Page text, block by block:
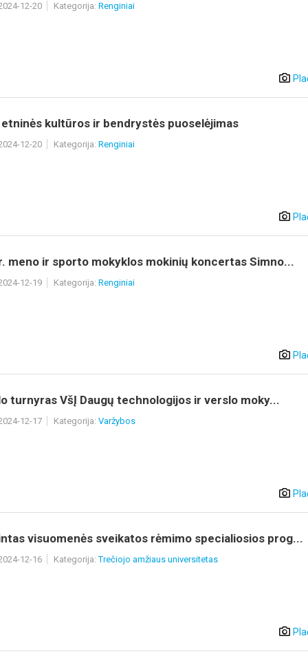
12-20 Kategorija: Renginiai
kultūros ir bendrystės puoselėjimas
12-20 Kategorija: Renginiai
meno ir sporto mokyklos mokinių koncertas Simno...
12-19 Kategorija: Renginiai
turnyras VšĮ Daugų technologijos ir verslo moky...
12-17 Kategorija: Varžybos
visuomenės sveikatos rėmimo specialiosios prog...
12-16 Kategorija:Trečiojo amžiaus universitetas